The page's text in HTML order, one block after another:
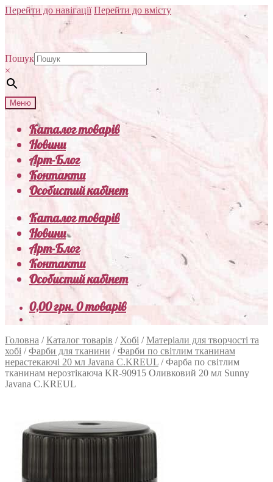
Перейти до навігації Перейти до вмісту
Пошук
×
Меню
Каталог товарів
Новини
Арт-Блог
Контакти
Особистий кабінет
Каталог товарів
Новини
Арт-Блог
Контакти
Особистий кабінет
0,00грн.0 товарів
Головна /Каталог товарів / Хобі /Матеріали для творчості та
хобі /Фарби для тканини /Фарби по світлим тканинам
нерастекаючі 20 мл Javana C.KREUL /Фарба по світлим
тканинам нерозтікаюча KR-90915 Оливковий 20 мл Sunny
Javana C.KREUL